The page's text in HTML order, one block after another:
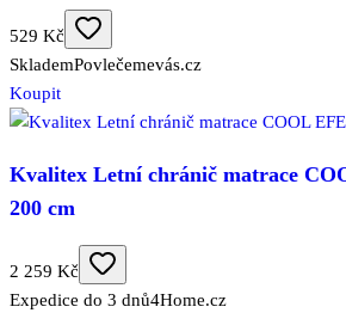
529 Kč
SklademPovlečemevás.cz
Koupit
Kvalitex Letní chránič matrace
200 cm
2 259 Kč
Expedice do 3 dnů4Home.cz